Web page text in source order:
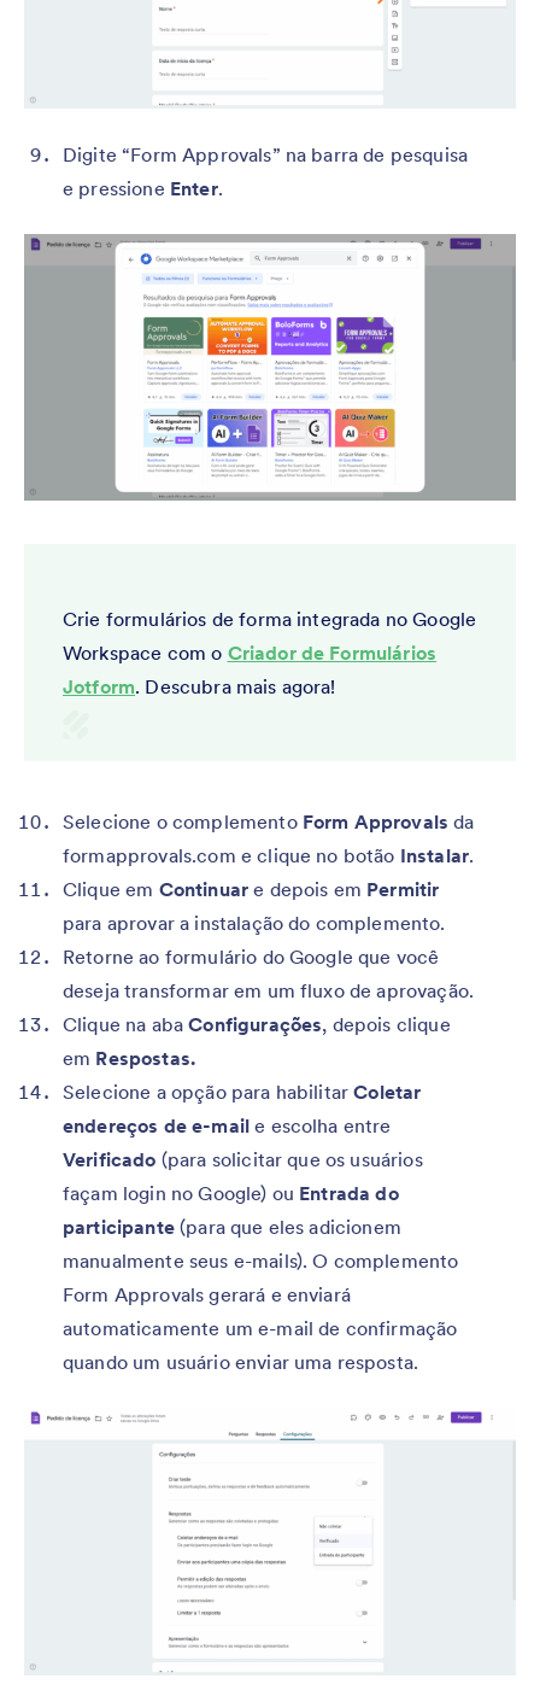
Digite “Form Approvals” na barra de pesquisa
e pressione Enter.
Crie formulários de forma integrada no Google
Workspace com o Criador de Formulários
Jotform. Descubra mais agora!
Selecione o complemento Form Approvals da
formapprovals.com e clique no botão Instalar.
Clique em Continuar e depois em Permitir
para aprovar a instalação do complemento.
Retorne ao formulário do Google que você
deseja transformar em um fluxo de aprovação.
Clique na abaConfigurações, depois clique
em Respostas.
Selecione a opção para habilitarColetar
endereços de e-maile escolha entre
Verificado (para solicitar que os usuários
façam login no Google) ou Entrada do
participante(para que eles adicionem
manualmente seus e-mails). O complemento
Form Approvals gerará e enviará
automaticamente um e-mail de confirmação
quando um usuário enviar uma resposta.